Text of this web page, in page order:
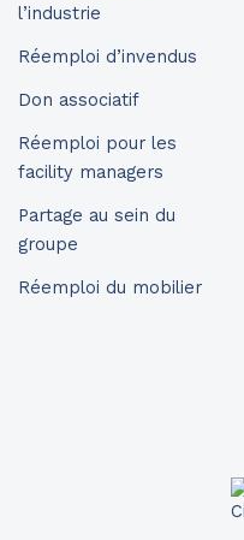
l’industrie
Réemploi d’invendus
Don associatif
Réemploi pour les
facility managers
Partage au sein du
groupe
Réemploi du mobilier